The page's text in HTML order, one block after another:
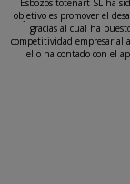
objetivo es promover el
gracias al cual ha
competitividad empresarial
ello ha contado con el